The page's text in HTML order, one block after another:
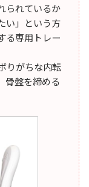
られているか
い」という方
る専用トレー
りがちな内転
骨盤を締める